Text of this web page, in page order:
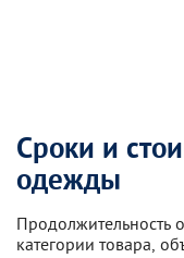
Сроки и
одежды
Продолжительность
категории товара,